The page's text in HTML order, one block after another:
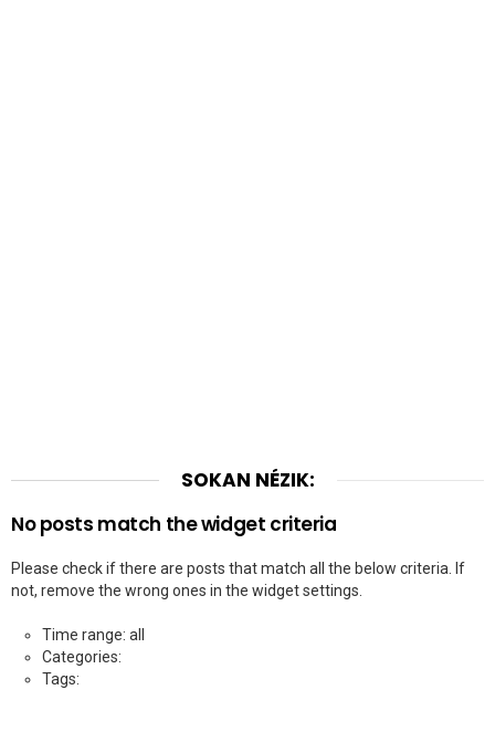
SOKAN NÉZIK:
No posts match the widget criteria
Please check if there are posts that match all the below criteria. If
not, remove the wrong ones in the widget settings.
Time range: all
Categories:
Tags: